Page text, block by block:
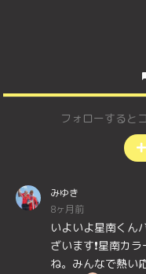
フォローすると
みゆき
8ヶ月前
いよいよ星南くん
ざいます❗️星南カ
ね。みんなで熱い